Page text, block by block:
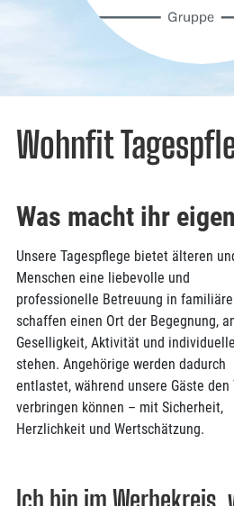
Wohnfit
Was macht ihr
Unsere Tagespflege bietet älteren
Menschen eine liebevolle und
professionelle Betreuung in
schaffen einen Ort der Begegnung,
Geselligkeit, Aktivität und
stehen. Angehörige werden dadurch
entlastet, während unsere Gäste
verbringen können – mit Sicherheit,
Herzlichkeit und Wertschätzung.
Ich bin im Werbekreis,